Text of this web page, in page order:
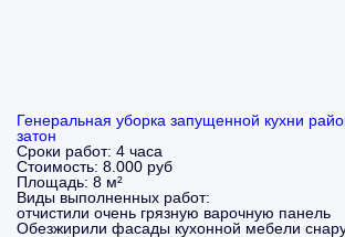
Генеральная уборка запущенной кухни
затон
Сроки работ: 4 часа
Стоимость: 8.000 руб
Площадь: 8 м²
Виды выполненных работ:
отчистили очень грязную варочную панель
Обезжирили фасады кухонной мебели